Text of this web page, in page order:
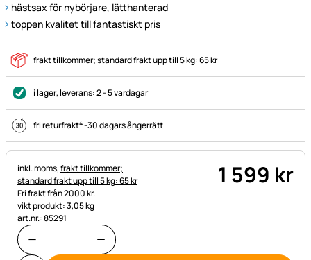
hästsax för nybörjare, lätthanterad
toppen kvalitet till fantastiskt pris
frakt tillkommer; standard frakt upp till 5 kg: 65 kr
i lager, leverans:2 - 5 vardagar
fri returfrakt4-30 dagars ångerrätt
Skatteinformation:
inkl. moms,frakt tillkommer;
standard frakt upp till 5 kg: 65 kr
Fri frakt från 2000 kr.
vikt produkt: 3,05 kg
art.nr.: 85291
1 599 kr